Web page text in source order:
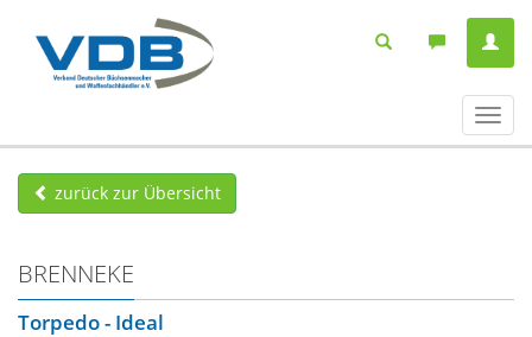
ein-/
zurück zur Übersicht
BRENNEKE
Torpedo - Ideal